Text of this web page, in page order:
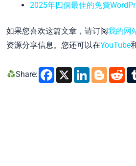
2025年四個最佳的免費
如果您喜欢这篇文章，请订阅我的网
资源分享信息。您还可以在YouTube
Share: Facebook
X